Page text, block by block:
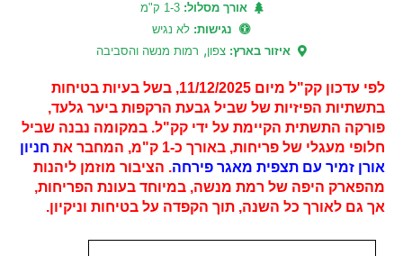
אורך מסלול:1-3 ק"מ
נגישות: לא נגיש
איזור בארץ: צפון, רמות מנשה והסביבה
לפי עדכון קק"ל מיום 11/12/2025, בשל בעיות בטיחות
בתשתיות הפיזיות של שביל גבעת הרקפות ביער גלעד,
פורקה התשתית הקיימת על ידי קק"ל. במקומה נבנה שביל
חלופי מעגלי של פריחות, באורך כ-1 ק"מ, המחבר את
חניון
אורן זמיר עם תצפית מאגר פירחה. הציבור מוזמן ליהנות
מהפארק היפה של רמת מנשה, במיוחד בעונת הפריחות,
אך גם לאורך כל השנה, תוך הקפדה על בטיחות וניקיון.